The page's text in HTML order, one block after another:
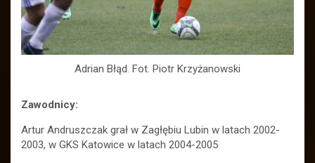
Adrian Błąd. Fot. Piotr Krzyżanowski
Zawodnicy:
Artur Andruszczak grał w Zagłębiu Lubin w latach 2002-
2003, w GKS Katowice w latach 2004-2005